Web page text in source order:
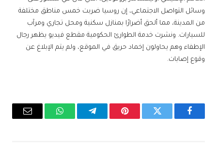
وسائل التواصل الاجتماعي، إن روسيا ضربت خمس مناطق مختلفة
من المدينة، مما ألحق أضرارًا بمنازل سكنية ومحل تجاري ومرآب
للسيارات. ونشرت خدمة الطوارئ الحكومية مقطع فيديو يظهر رجال
الإطفاء وهم يحاولون إخماد حريق في الموقع، ولم يتم الإبلاغ عن
وقوع إصابات.
فيسبوك تويتر بينتيريستتيلقرام واتساب البريد